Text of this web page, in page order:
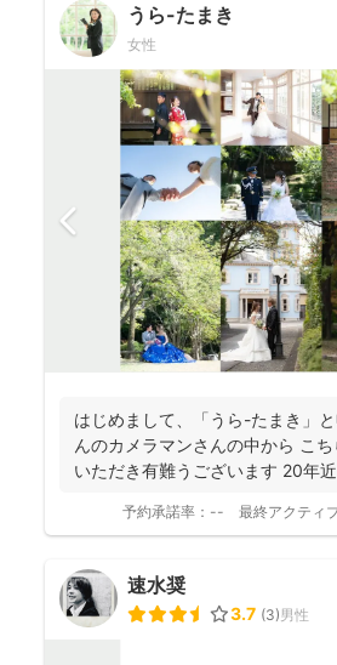
うら-たまき
女性
はじめまして、「うら-たまき」
んのカメラマンさんの中から こ
いただき有難うございます 20年
予約承諾率： -- 最終アクティ
速水奨
3.7 (3)男性